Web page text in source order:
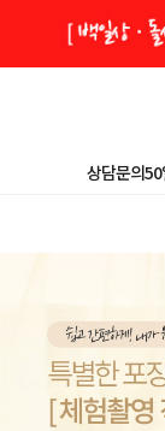
상담문의50